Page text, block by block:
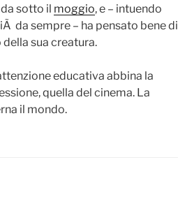
sotto il moggio, e – intuendo
da sempre – ha pensato bene di
sua creatura.
educativa abbina la
quella del cinema. La
il mondo.